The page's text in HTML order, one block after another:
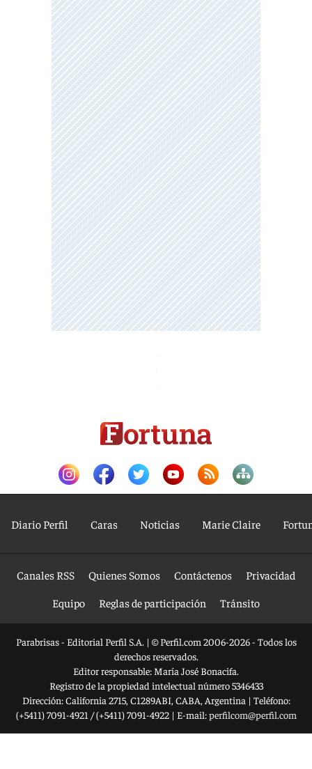
Diario Perfil Caras Noticias Marie Claire
Canales RSS Quienes Somos Contáctenos
Privacidad
Equipo
Reglas de participación Tránsito
Parabrisas - Editorial Perfil S.A. | © Perfil.com 2006-2026 - Todos los
derechos reservados.
Editor responsable: María José Bonacifa.
Registro de la propiedad intelectual número 5346433
Dirección:California 2715, C1289ABI, CABA, Argentina | Teléfono:
(+5411) 7091-4921 /(+5411) 7091-4922| E-mail:perfilcom@perfil.com